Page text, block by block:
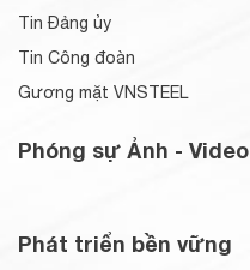
Tin Đảng ủy
Tin Công đoàn
Gương mặt VNSTEEL
Phóng sự Ảnh - Video
Phát triển bền vững